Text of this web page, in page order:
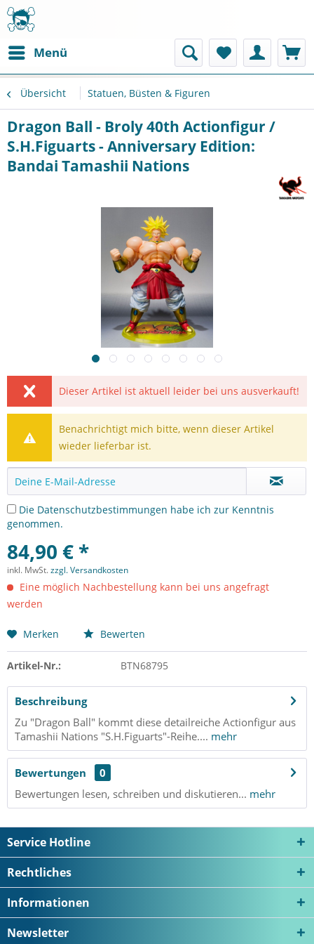
Menü
Übersicht Statuen, Büsten & Figuren
Dragon Ball - Broly 40th Actionfigur /
S.H.Figuarts - Anniversary Edition:
Bandai Tamashii Nations
Dieser Artikel ist aktuell leider bei uns ausverkauft!
Benachrichtigt mich bitte, wenn dieser Artikel
wieder lieferbar ist.
Die Datenschutzbestimmungen habe ich zur Kenntnis
genommen.
84,90 € *
inkl. MwSt.zzgl. Versandkosten
Eine möglich Nachbestellung kann bei uns angefragt
werden
Merken Bewerten
Artikel-Nr.: BTN68795
Beschreibung
Zu "Dragon Ball" kommt diese detailreiche Actionfigur aus
Tamashii Nations "S.H.Figuarts"-Reihe.... mehr
Bewertungen
0
Bewertungen lesen, schreiben und diskutieren... mehr
Service Hotline
Rechtliches
Informationen
Newsletter